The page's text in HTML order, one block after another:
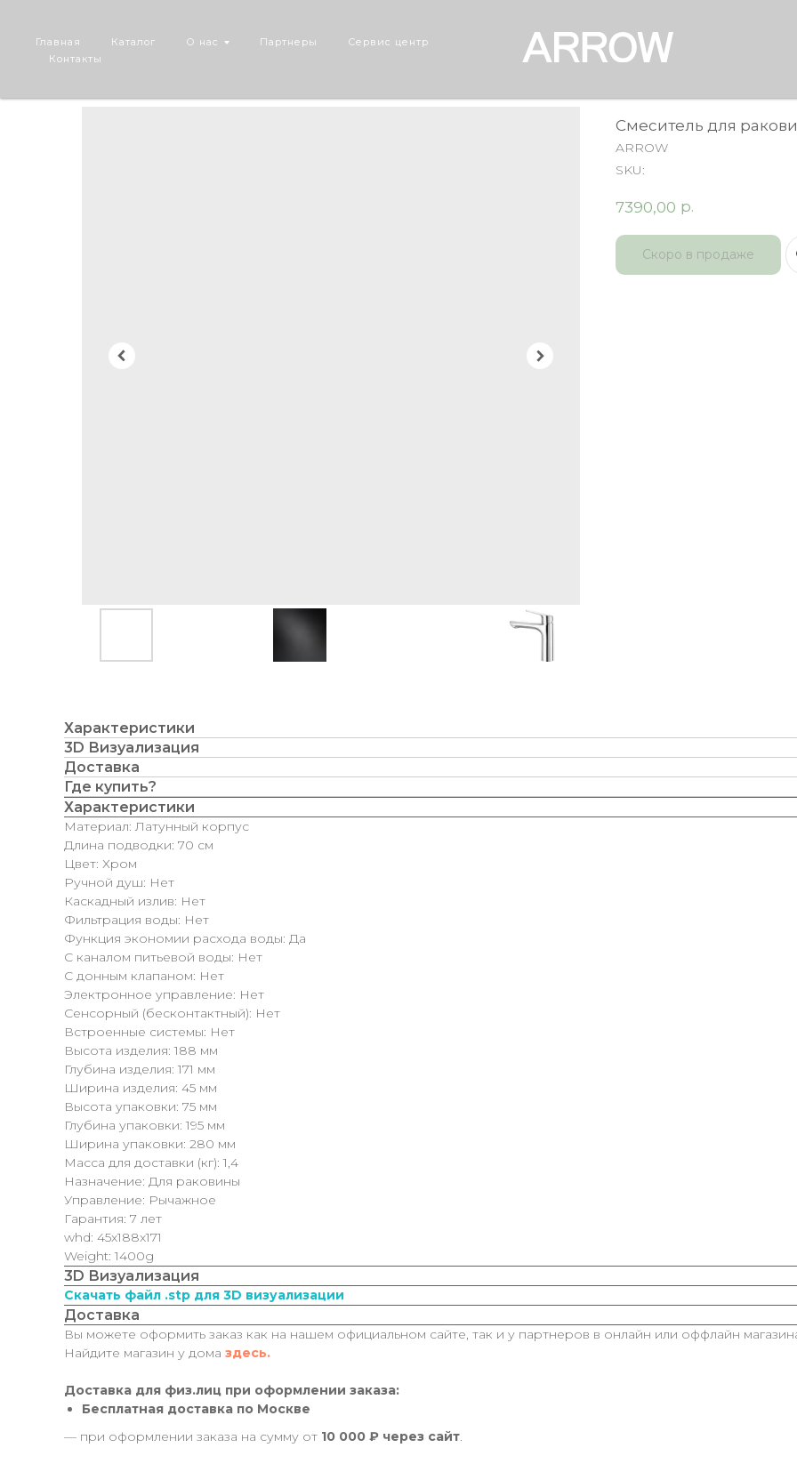
Главная Каталог О нас Партнеры
Сервис центр
Контакты
Смеситель для
ARROW
SKU:
7390,00 р.
Характеристики
3D Визуализация
Доставка
Где купить?
Характеристики
Материал: Латунный корпус
Длина подводки: 70 см
Цвет: Хром
Ручной душ: Нет
Каскадный излив: Нет
Фильтрация воды: Нет
Функция экономии расхода воды: Да
С каналом питьевой воды: Нет
С донным клапаном: Нет
Электронное управление: Нет
Сенсорный (бесконтактный): Нет
Встроенные системы: Нет
Высота изделия: 188 мм
Глубина изделия: 171 мм
Ширина изделия: 45 мм
Высота упаковки: 75 мм
Глубина упаковки: 195 мм
Ширина упаковки: 280 мм
Масса для доставки (кг): 1,4
Назначение: Для раковины
Управление: Рычажное
Гарантия: 7 лет
whd: 45x188x171
Weight: 1400g
3D Визуализация
Скачать файл .stp для 3D визуализации
Доставка
Вы можете оформить заказ как на нашем официальном сайте, так и у партнеров в онлайн или оффлайн
Найдите магазин у дома здесь.
Доставка для физ.лиц при оформлении заказа:
Бесплатная доставка по Москве
— при оформлении заказа на сумму от 10 000 ₽ через сайт.